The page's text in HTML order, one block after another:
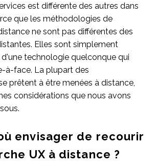
est différente des autres dans
que les méthodologies de
ne sont pas différentes des
Elles sont simplement
d'une technologie quelconque qui
à-face. La plupart des
prêtent à être menées à distance,
considérations que nous avons
envisager de recourir
UX à distance ?